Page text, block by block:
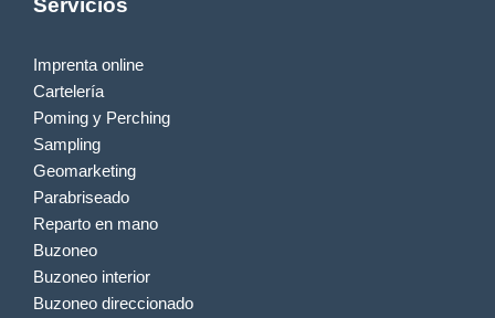
Imprenta online
Cartelería
Poming y Perching
Sampling
Geomarketing
Parabriseado
Reparto en mano
Buzoneo
Buzoneo interior
Buzoneo direccionado